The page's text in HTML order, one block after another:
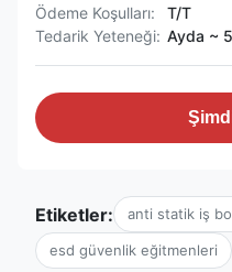
Ödeme Koşulları:
T/T
Tedarik Yeteneği: Ayda ~
Etiketler: anti statik iş
esd güvenlik eğitmenleri